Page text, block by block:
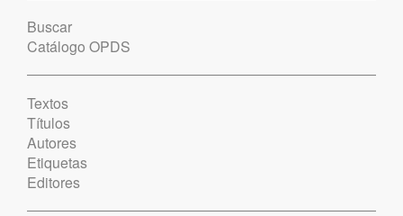
Buscar
Catálogo OPDS
Textos
Títulos
Autores
Etiquetas
Editores